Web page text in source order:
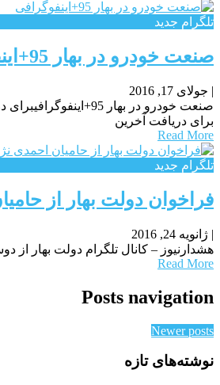
تلگرام جدید
صنعت خودرو در بهار 95+اینفوگرافی
| جولای 17, 2016
برای دریافت آخرین
Read More
تلگرام جدید
فراخوان دولت بهار از
| ژانویه 24, 2016
هشدارنیوز – کانال تلگرام دولت بهار
Read More
Posts navigation
Newer posts
نوشته‌های تازه